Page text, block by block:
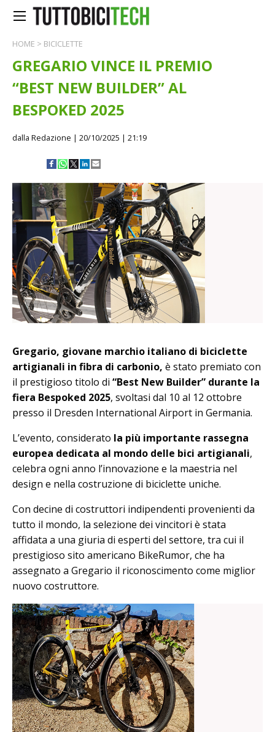
HOME > BICICLETTE
GREGARIO VINCE IL PREMIO
“BEST NEW BUILDER” AL
BESPOKED 2025
dalla Redazione | 20/10/2025 | 21:19
Gregario, giovane marchio italiano di biciclette
artigianali in fibra di carbonio, è stato premiato con
il prestigioso titolo di “Best New Builder” durante la
fiera Bespoked 2025, svoltasi dal 10 al 12 ottobre
presso il Dresden International Airport in Germania.
L’evento, considerato la più importante rassegna
europea dedicata al mondo delle bici artigianali,
celebra ogni anno l’innovazione e la maestria nel
design e nella costruzione di biciclette uniche.
Con decine di costruttori indipendenti provenienti da
tutto il mondo, la selezione dei vincitori è stata
affidata a una giuria di esperti del settore, tra cui il
prestigioso sito americano BikeRumor, che ha
assegnato a Gregario il riconoscimento come miglior
nuovo costruttore.